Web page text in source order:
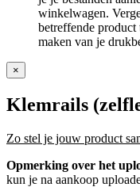
winkelwagen.
betreffende
maken van je
×
Klemrails
Zo stel je jouw product
Opmerking over het
kun je na aankoop